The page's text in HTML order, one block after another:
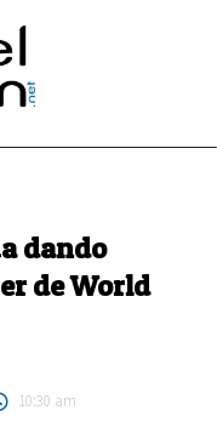
dando
de World
10:30 am